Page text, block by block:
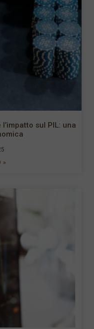
sul PIL: una
»